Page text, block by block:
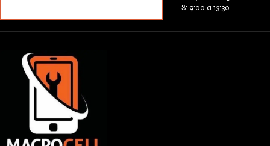
S: 9:00 a 13:30